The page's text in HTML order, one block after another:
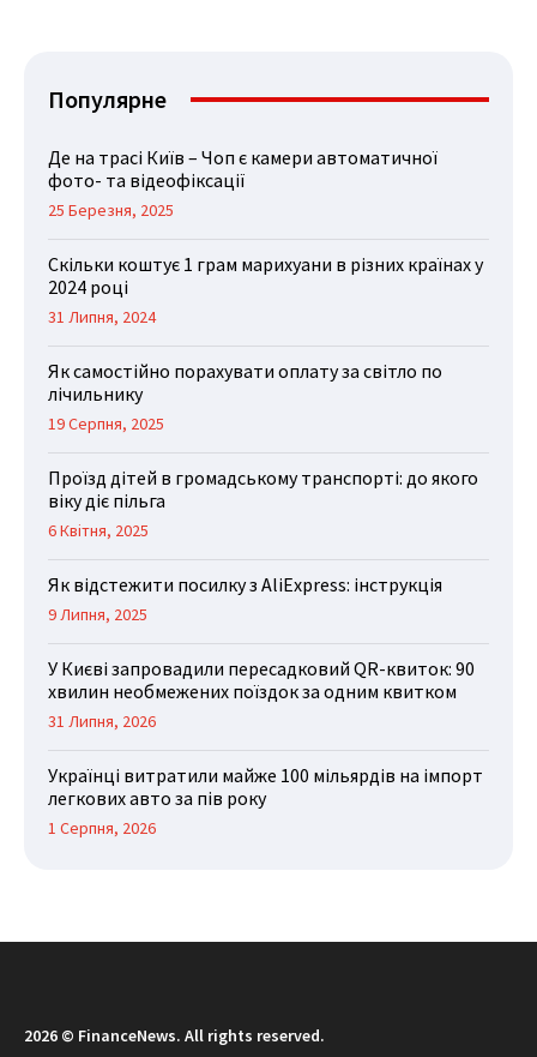
Популярне
Де на трасі Київ – Чоп є камери автоматичної
фото- та відеофіксації
25 Березня, 2025
Скільки коштує 1 грам марихуани в різних країнах у
2024 році
31 Липня, 2024
Як самостійно порахувати оплату за світло по
лічильнику
19 Серпня, 2025
Проїзд дітей в громадському транспорті: до якого
віку діє пільга
6 Квітня, 2025
Як відстежити посилку з AliExpress: інструкція
9 Липня, 2025
У Києві запровадили пересадковий QR-квиток: 90
хвилин необмежених поїздок за одним квитком
31 Липня, 2026
Українці витратили майже 100 мільярдів на імпорт
легкових авто за пів року
1 Серпня, 2026
2026 © FinanceNews. All rights reserved.